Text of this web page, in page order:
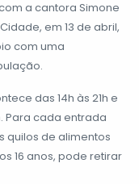
a cantora Simone
em 13 de abril,
com uma
das 14h às 21h e
Para cada entrada
quilos de alimentos
16 anos, pode retirar